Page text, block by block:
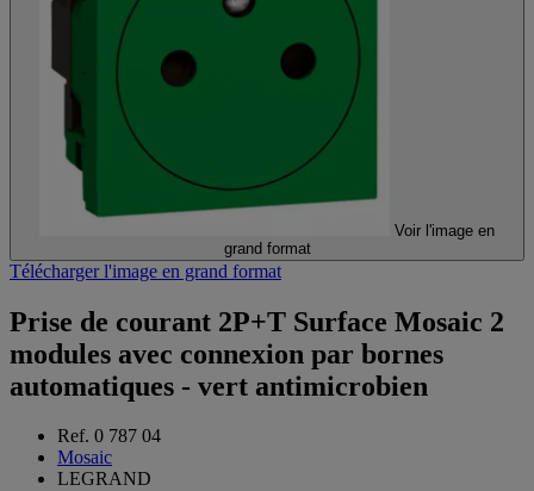
Voir l'image en
grand format
Télécharger l'image en grand format
Prise de courant 2P+T Surface Mosaic 2
modules avec connexion par bornes
automatiques - vert antimicrobien
Ref. 0 787 04
Mosaic
LEGRAND